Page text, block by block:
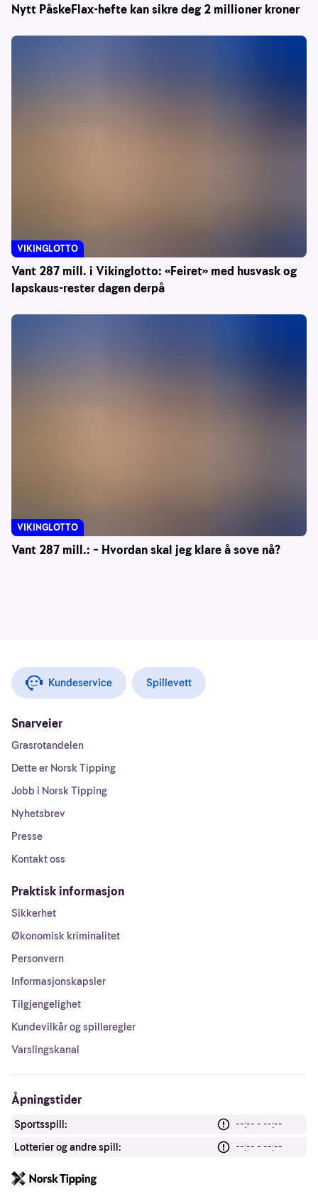
Nytt PåskeFlax-hefte kan sikre deg 2 millioner kroner
Vant 287 mill. i Vikinglotto: «Feiret» med husvask og
lapskaus-rester dagen derpå
VIKINGLOTTO
Vant 287 mill.: – Hvordan skal jeg klare å sove nå?
VIKINGLOTTO
Kundeservice Spillevett
Snarveier
Grasrotandelen
Dette er Norsk Tipping
Jobb i Norsk Tipping
Nyhetsbrev
Presse
Kontakt oss
Praktisk informasjon
Sikkerhet
Økonomisk kriminalitet
Personvern
Informasjonskapsler
Tilgjengelighet
Kundevilkår og spilleregler
Varslingskanal
Åpningstider
Sportsspill:
--:-- - --:--
Lotterier og andre spill:
--:-- - --:--